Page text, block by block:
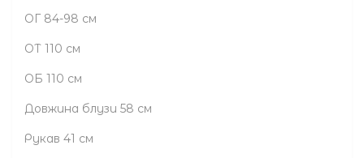
ОГ 84-98 см
ОТ 110 см
ОБ 110 см
Довжина блузи 58 см
Рукав 41 см